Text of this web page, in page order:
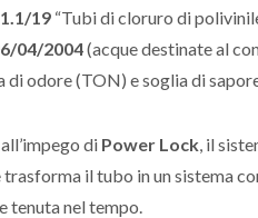
19 “Tubi di cloruro di
04/2004(acque destinate al
di odore (TON) e soglia di
di Power Lock, il
il tubo in un sistema
tenuta nel tempo.